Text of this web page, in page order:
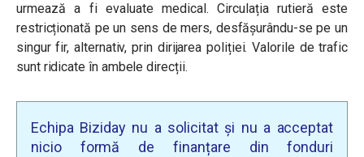
urmează a fi evaluate medical. Circulația rutieră este
restricționată pe un sens de mers, desfășurându-se pe un
singur fir, alternativ, prin dirijarea poliției. Valorile de trafic
sunt ridicate în ambele direcții.
Echipa Biziday nu a solicitat și nu a acceptat
nicio formă de finanțare din fonduri